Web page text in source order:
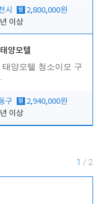
시 월 2,800,000원
이상
양모텔
태양모텔 청소이모 구
구 월 2,940,000원
이상
1 / 2